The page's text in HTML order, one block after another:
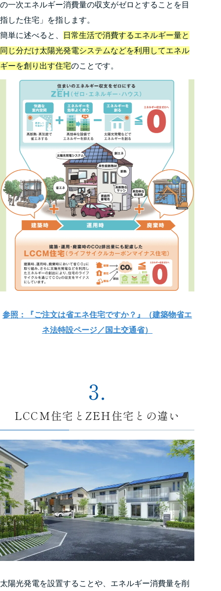
の一次エネルギー消費量の収支がゼロとすることを目
指した住宅」を指します。
簡単に述べると、
日常生活で消費するエネルギー量と
同じ分だけ太陽光発電システムなどを利用してエネル
ギーを創り出す住宅のことです。
参照：『ご注文は省エネ住宅ですか？』（建築物省エ
ネ法特設ページ／国土交通省）
3.
LCCM住宅とZEH住宅との違い
太陽光発電を設置することや、エネルギー消費量を削